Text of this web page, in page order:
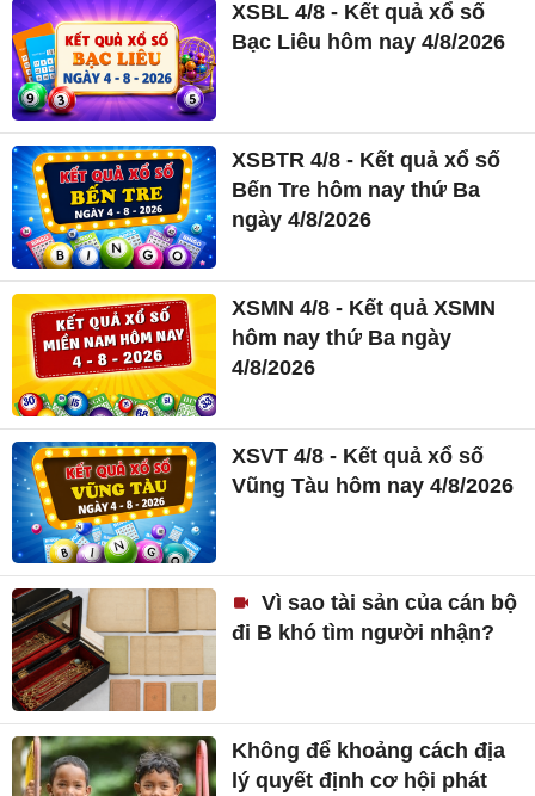
XSBL 4/8 - Kết quả xổ số
Bạc Liêu hôm nay 4/8/2026
XSBTR 4/8 - Kết quả xổ số
Bến Tre hôm nay thứ Ba
ngày 4/8/2026
XSMN 4/8 - Kết quả XSMN
hôm nay thứ Ba ngày
4/8/2026
XSVT 4/8 - Kết quả xổ số
Vũng Tàu hôm nay 4/8/2026
Vì sao tài sản của cán bộ
đi B khó tìm người nhận?
Không để khoảng cách địa
lý quyết định cơ hội phát